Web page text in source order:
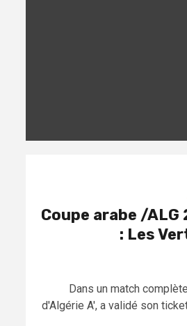
Coupe arabe /ALG
: Les
Dans un match
d'Algérie A', a validé son